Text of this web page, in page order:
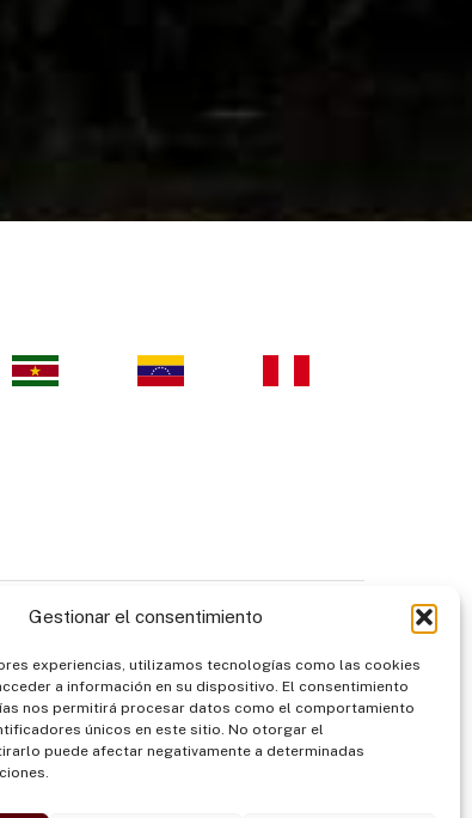
Gestionar el consentimiento
experiencias, utilizamos tecnologías como las cookies
a información en su dispositivo. El consentimiento
nos permitirá procesar datos como el comportamiento
únicos en este sitio. No otorgar el
puede afectar negativamente a determinadas
Ciencia e Innovación
Institucionalidad
Pueblos Indígenas
Seguridad